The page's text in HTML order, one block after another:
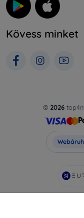
Kövess minket
© 2026